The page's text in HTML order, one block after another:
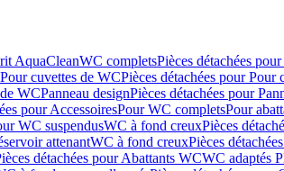
AquaCleanWC completsPièces détachées
Pour cuvettes de WCPièces détachées pour Pour
WCPanneau designPièces détachées pour
pour AccessoiresPour WC completsPour
WC suspendusWC à fond creuxPièces
attenantWC à fond creuxPièces
détachées pour Abattants WCWC adaptés